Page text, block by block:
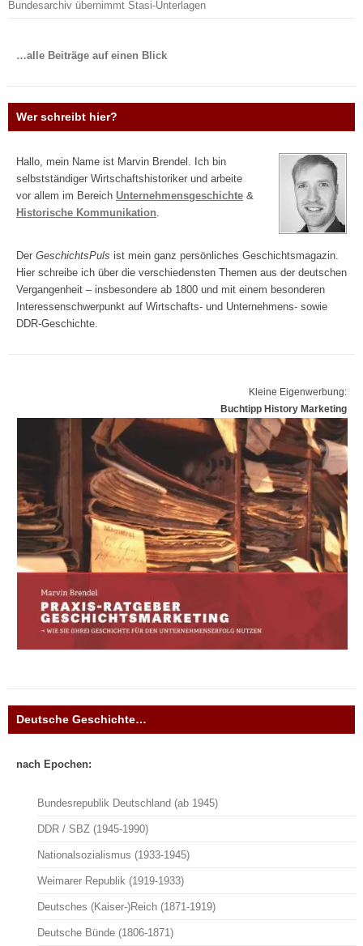
Bundesarchiv übernimmt Stasi-Unterlagen
…alle Beiträge auf einen Blick
Wer schreibt hier?
Hallo, mein Name ist Marvin Brendel. Ich bin
selbstständiger Wirtschaftshistoriker und arbeite
vor allem im Bereich Unternehmensgeschichte &
Historische Kommunikation
Der GeschichtsPuls ist mein ganz persönliches Geschichtsmagazin.
Hier schreibe ich über die verschiedensten Themen aus der deutschen
Vergangenheit – insbesondere ab 1800 und mit einem besonderen
Interessenschwerpunkt auf Wirtschafts- und Unternehmens- sowie
DDR-Geschichte.
Kleine Eigenwerbung:
Buchtipp History Marketing
Deutsche Geschichte…
nach Epochen:
Bundesrepublik Deutschland (ab 1945)
DDR / SBZ (1945-1990)
Nationalsozialismus (1933-1945)
Weimarer Republik (1919-1933)
Deutsches (Kaiser-)Reich (1871-1919)
Deutsche Bünde (1806-1871)